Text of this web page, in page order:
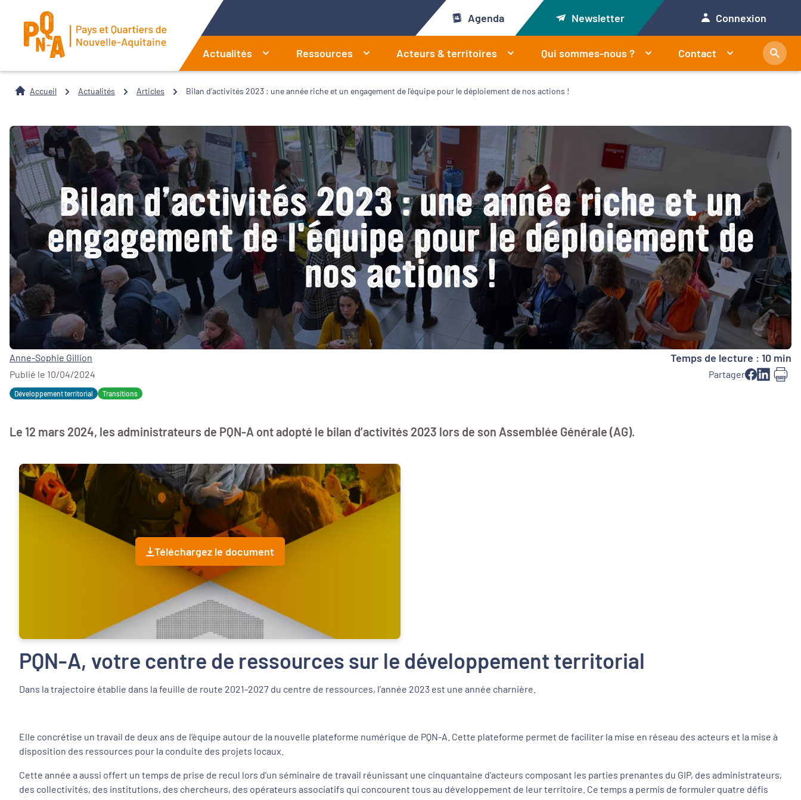
Agenda Newsletter Connexion
Actualités Ressources Acteurs & territoires Qui sommes-nous ? Contact
Accueil Actualités Articles Bilan d’activités 2023 : une année riche et un engagement de l'équipe pour le déploiement de nos actions !
Bilan d’activités 2023 : une année riche et un
engagement de l'équipe pour le déploiement de
nos actions !
Anne-Sophie Gillion
Publié le 10/04/2024
Temps de lecture : 10 min
Partager
Développement territorial Transitions
Le 12 mars 2024, les administrateurs de PQN-A ont adopté le bilan d’activités 2023 lors de son Assemblée Générale (AG).
Téléchargez le document
PQN-A, votre centre de ressources sur le développement territorial
Dans la trajectoire établie dans la feuille de route 2021-2027 du centre de ressources, l’année 2023 est une année charnière.
Elle concrétise un travail de deux ans de l’équipe autour de la nouvelle plateforme numérique de PQN-A. Cette plateforme permet de faciliter la mise en réseau des acteurs et la mise à
disposition des ressources pour la conduite des projets locaux.
Cette année a aussi offert un temps de prise de recul lors d’un séminaire de travail réunissant une cinquantaine d’acteurs composant les parties prenantes du GIP, des administrateurs,
des collectivités, des institutions, des chercheurs, des opérateurs associatifs qui concourent tous au développement de leur territoire. Ce temps a permis de formuler quatre défis